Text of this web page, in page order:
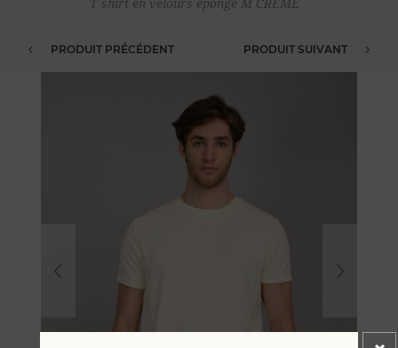
T shirt en velours éponge M CREME
PRODUIT PRÉCÉDENT PRODUIT SUIVANT